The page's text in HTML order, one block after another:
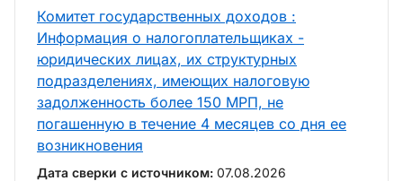
Комитет государственных доходов :
Информация о налогоплательщиках -
юридических лицах, их структурных
подразделениях, имеющих налоговую
задолженность более 150 МРП, не
погашенную в течение 4 месяцев со дня ее
возникновения
Дата сверки с источником: 07.08.2026